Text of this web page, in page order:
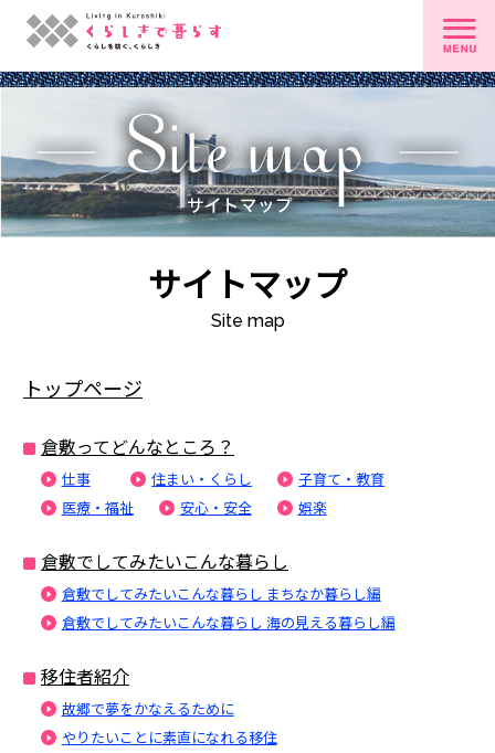
サイトマップ
Site map
トップページ
倉敷ってどんなところ？
仕事 住まい・くらし
子育て・教育
医療・福祉
安心・安全 娯楽
倉敷でしてみたいこんな暮らし
倉敷でしてみたいこんな暮らし まちなか暮らし編
倉敷でしてみたいこんな暮らし 海の見える暮らし編
移住者紹介
故郷で夢をかなえるために
やりたいことに素直になれる移住